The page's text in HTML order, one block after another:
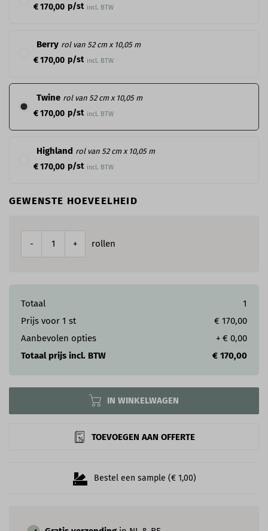
€ 170,00 p/st incl. BTW
Berry rol van 52 cm x 10,05 m
€ 170,00 p/st incl. BTW
Twine rol van 52 cm x 10,05 m
€ 170,00 p/st incl. BTW
Highland rol van 52 cm x 10,05 m
€ 170,00 p/st incl. BTW
GEWENSTE HOEVEELHEID
- + rollen
Totaal
1
Prijs voor 1 st
€ 170,00
Aanbevolen opties
+ € 0,00
Totaal prijs incl. BTW
€ 170,00
Bestel een sample (€ 1,00)
IN WINKELWAGEN
TOEVOEGEN AAN OFFERTE